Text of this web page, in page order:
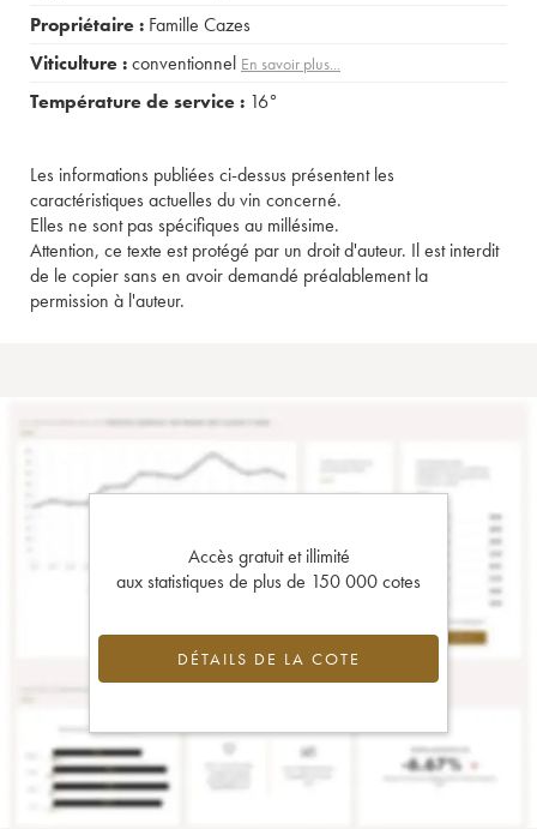
Propriétaire : Famille Cazes
Viticulture :conventionnel En savoir plus...
Température de service : 16°
Les informations publiées ci-dessus présentent les
caractéristiques actuelles du vin concerné.
Elles ne sont pas spécifiques au millésime.
Attention, ce texte est protégé par un droit d'auteur. Il est interdit
de le copier sans en avoir demandé préalablement la
permission à l'auteur.
Accès gratuit et illimité
aux statistiques de plus de 150 000 cotes
DÉTAILS DE LA COTE